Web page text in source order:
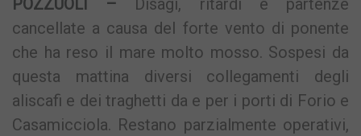
POZZUOLI – Disagi, ritardi e partenze
cancellate a causa del forte vento di ponente
che ha reso il mare molto mosso. Sospesi da
questa mattina diversi collegamenti degli
aliscafi e dei traghetti da e per i porti di Forio e
Casamicciola. Restano parzialmente operativi,